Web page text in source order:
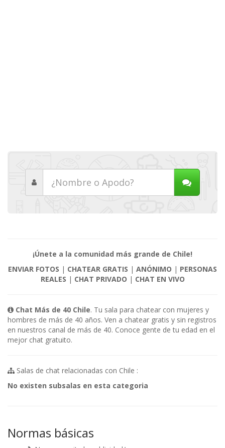
¡Únete a la comunidad más grande de Chile!
ENVIAR FOTOS | CHATEAR GRATIS | ANÓNIMO | PERSONAS
REALES | CHAT PRIVADO | CHAT EN VIVO
Chat Más de 40 Chile. Tu sala para chatear con mujeres y
hombres de más de 40 años. Ven a chatear gratis y sin registros
en nuestros canal de más de 40. Conoce gente de tu edad en el
mejor chat gratuito.
Salas de chat relacionadas con Chile :
No existen subsalas en esta categoria
Normas básicas